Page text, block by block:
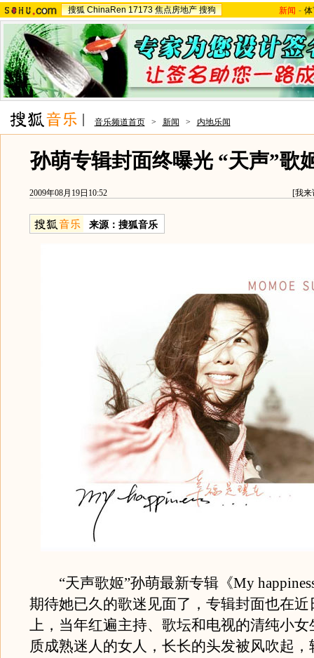
搜狐 ChinaRen 17173 焦点房地产 搜狗 新闻 -
音乐频道首页 > 新闻 > 内地乐闻
孙萌专辑封面终曝光 “天声”歌
2009年08月19日10:52 [我来
来源： 搜狐音乐
“天声歌姬”孙萌最新专辑《My
期待她已久的歌迷见面了，专辑封面也在近
上，当年红遍主持、歌坛和电视的清纯小女
质成熟迷人的女人，长长的头发被风吹起